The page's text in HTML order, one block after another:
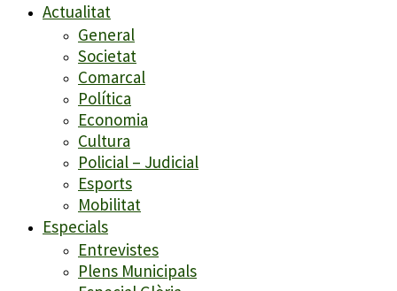
Actualitat
General
Societat
Comarcal
Política
Economia
Cultura
Policial – Judicial
Esports
Mobilitat
Especials
Entrevistes
Plens Municipals